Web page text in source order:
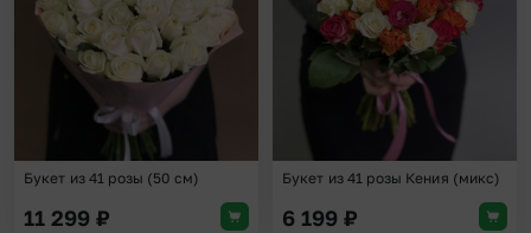
Букет из 41 розы (50 см)
11 299 ₽
Букет из 41 розы Кения (микс)
6 199 ₽